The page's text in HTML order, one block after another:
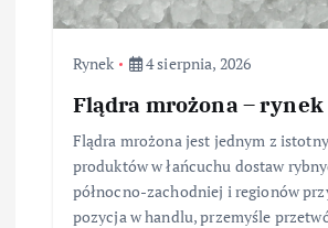
Rynek 4 sierpnia, 2026
Flądra mrożona – rynek
Flądra mrożona jest jednym z
produktów w łańcuchu dostaw
północno-zachodniej i regionów
pozycja w handlu, przemyśle